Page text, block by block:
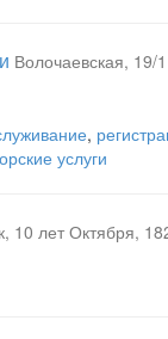
Волочаевская,
,
услуги
10 лет Октября,